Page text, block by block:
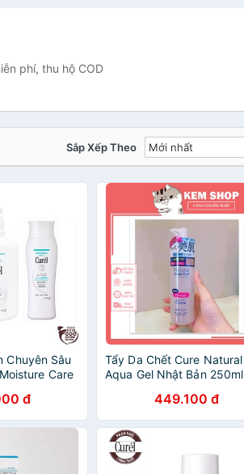
phí, thu hộ COD
Sắp Xếp Theo
Chuyên Sâu
Care
đ
Tẩy Da Chết Cure Natural
Aqua Gel Nhật Bản 250ml
449.100 đ